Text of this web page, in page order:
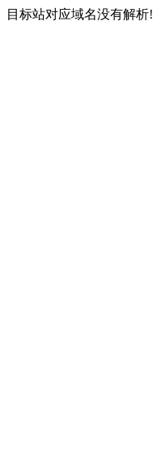
目标站对应域名没有解析!